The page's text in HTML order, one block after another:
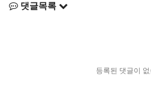
댓글목록
등록된 댓글이